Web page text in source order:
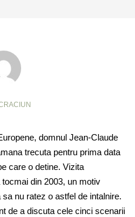
domnul Jean-Claude
trecuta pentru prima data
care o detine. Vizita
din 2003, un motiv
nu ratez o astfel de intalnire.
de a discuta cele cinci scenarii